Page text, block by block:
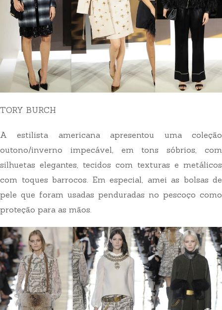
TORY BURCH
A estilista americana apresentou uma coleção
outono/inverno impecável, em tons sóbrios, com
silhuetas elegantes, tecidos com texturas e metálicos
com toques barrocos. Em especial, amei as bolsas de
pele que foram usadas penduradas no pescoço como
proteção para as mãos.